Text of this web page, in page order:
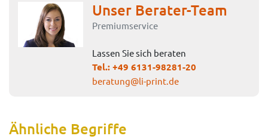
Unser Berater-Team
Premiumservice
Lassen Sie sich beraten
Tel.:+49 6131-98281-20
beratung@li-print.de
Ähnliche Begriffe